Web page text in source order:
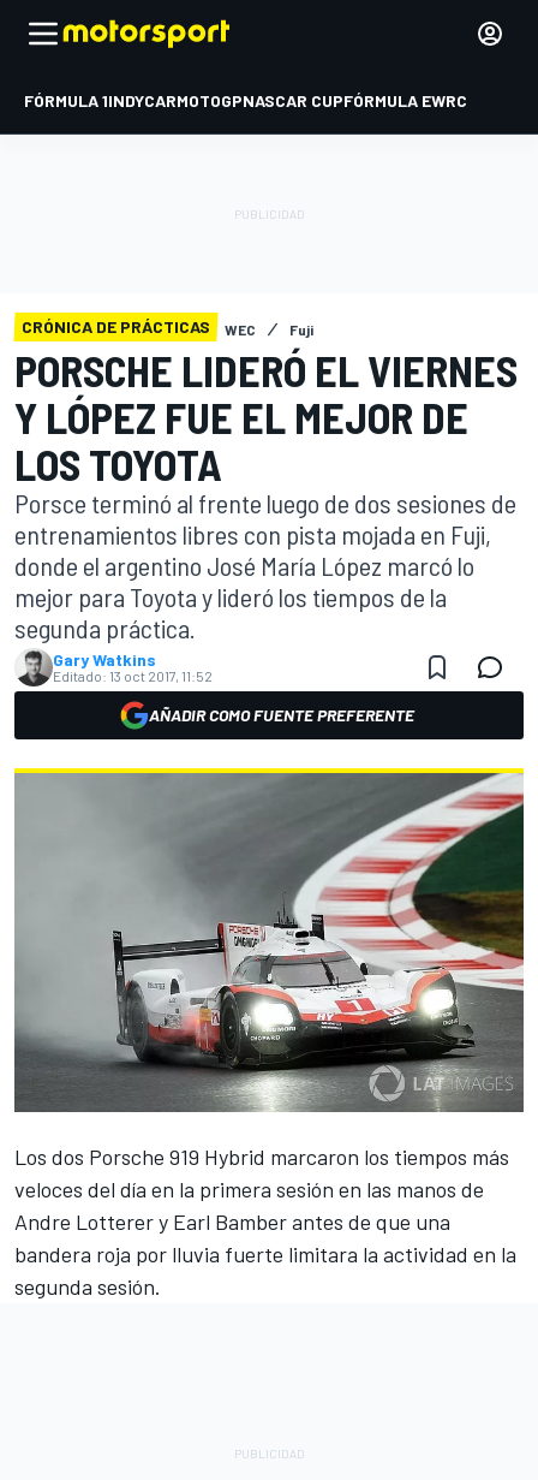
FÓRMULA 1INDYCARMOTOGPNASCAR CUPFÓRMULA EWRC
CRÓNICA DE PRÁCTICAS WEC Fuji
PORSCHE LIDERÓ EL VIERNES
Y LÓPEZ FUE EL MEJOR DE
LOS TOYOTA
Porsce terminó al frente luego de dos sesiones de
entrenamientos libres con pista mojada en Fuji,
donde el argentino José María López marcó lo
mejor para Toyota y lideró los tiempos de la
segunda práctica.
Gary Watkins
Editado: 13 oct 2017, 11:52
AÑADIR COMO FUENTE PREFERENTE
Los dos Porsche 919 Hybrid marcaron los tiempos más
veloces del día en la primera sesión en las manos de
Andre Lotterer y Earl Bamber antes de que una
bandera roja por lluvia fuerte limitara la actividad en la
segunda sesión.